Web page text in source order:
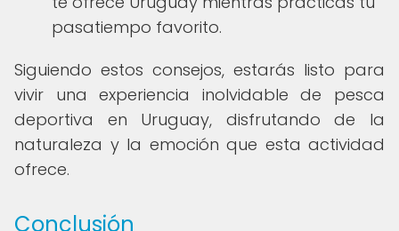
pasatiempo favorito.
Siguiendo estos consejos, estarás listo para
vivir una experiencia inolvidable de pesca
deportiva en Uruguay, disfrutando de la
naturaleza y la emoción que esta actividad
ofrece.
Conclusión